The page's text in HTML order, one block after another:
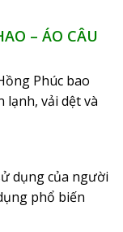
– ÁO CÂU
Phúc bao
lạnh, vải dệt và
dụng của người
phổ biến